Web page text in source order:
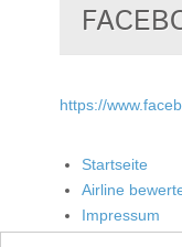
https://
Startseite
Airline
Impressum